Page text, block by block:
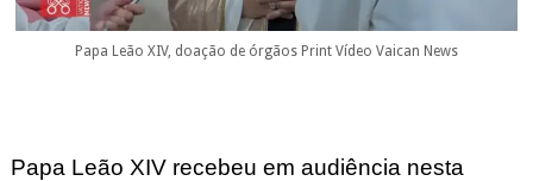
Papa Leão XIV, doação de órgãos Print Vídeo Vaican News
Papa Leão XIV recebeu em audiência nesta